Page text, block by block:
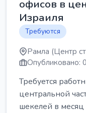
офисов в
Израиля
Требуются
Рамла (Центр
Опубликовано:
Требуется
центральной
шекелей в